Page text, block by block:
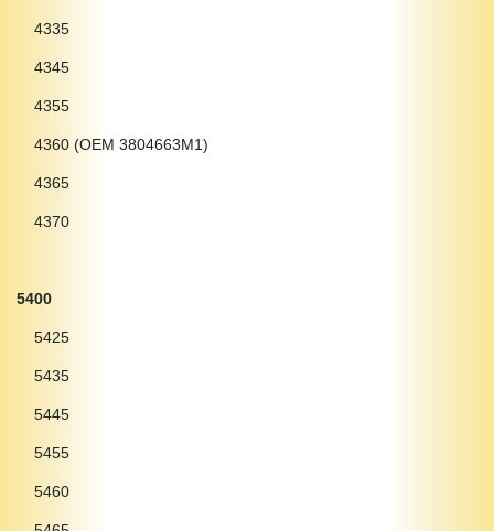
4335
4345
4355
4360 (OEM 3804663M1)
4365
4370
5400
5425
5435
5445
5455
5460